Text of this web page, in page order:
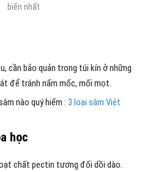
biến nhất
cần bảo quản trong túi kín ở những
để tránh nấm mốc, mối mọt.
nào quý hiếm : 3 loại sâm Việt
học
chất pectin tương đối dồi dào.